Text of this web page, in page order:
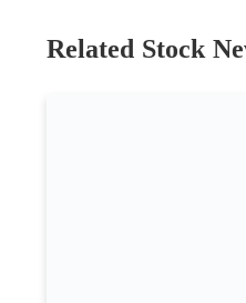
Related Stock